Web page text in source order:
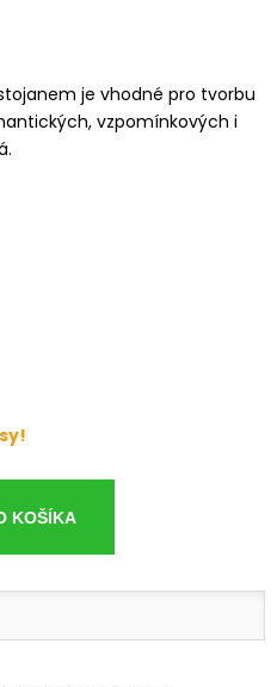
je vhodné pro tvorbu
vzpomínkových i
KOŠÍKA